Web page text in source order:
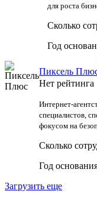
для роста
Сколько
Год
Пиксель
Нет рейтинга
Интернет-
специалистов,
фокусом на
Сколько
Год
Загрузить еще